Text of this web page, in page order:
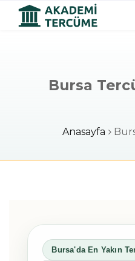
Bursa
Anasayfa
Bursa'da En Yakın